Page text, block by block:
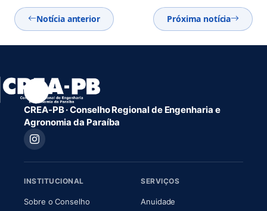
Notícia anterior Próxima notícia
CREA-PB · Conselho Regional de Engenharia e
Agronomia da Paraíba
INSTITUCIONAL
Sobre o Conselho(abre em nova aba)
SERVIÇOS
Anuidade